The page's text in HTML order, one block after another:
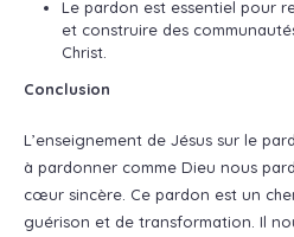
Le pardon est essentiel pour
et construire des
Christ.
Conclusion
L’enseignement de Jésus sur le
à pardonner comme Dieu nous
cœur sincère. Ce pardon est un
guérison et de transformation. Il